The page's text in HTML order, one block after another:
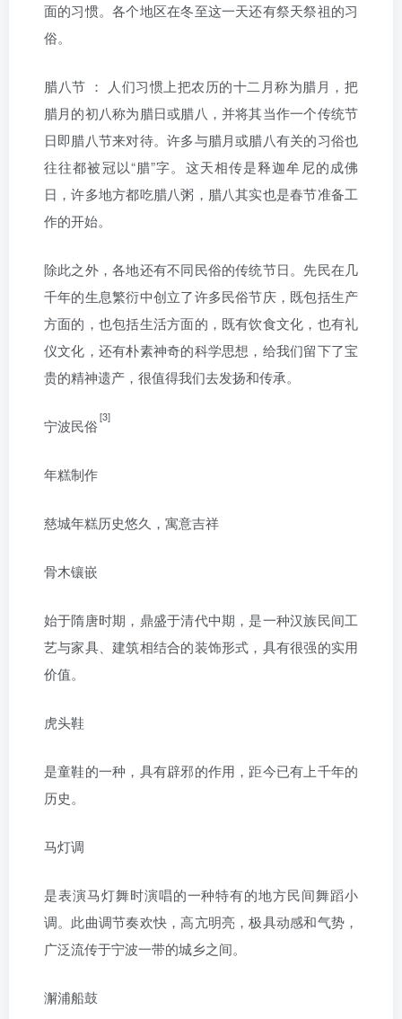
面的习惯。各个地区在冬至这一天还有祭天祭祖的习
俗。
腊八节 ： 人们习惯上把农历的十二月称为腊月，把
腊月的初八称为腊日或腊八，并将其当作一个传统节
日即腊八节来对待。许多与腊月或腊八有关的习俗也
往往都被冠以“腊”字。这天相传是释迦牟尼的成佛
日，许多地方都吃腊八粥，腊八其实也是春节准备工
作的开始。
除此之外，各地还有不同民俗的传统节日。先民在几
千年的生息繁衍中创立了许多民俗节庆，既包括生产
方面的，也包括生活方面的，既有饮食文化，也有礼
仪文化，还有朴素神奇的科学思想，给我们留下了宝
贵的精神遗产，很值得我们去发扬和传承。
宁波民俗
[3]
年糕制作
慈城年糕历史悠久，寓意吉祥
骨木镶嵌
始于隋唐时期，鼎盛于清代中期，是一种汉族民间工
艺与家具、建筑相结合的装饰形式，具有很强的实用
价值。
虎头鞋
是童鞋的一种，具有辟邪的作用，距今已有上千年的
历史。
马灯调
是表演马灯舞时演唱的一种特有的地方民间舞蹈小
调。此曲调节奏欢快，高亢明亮，极具动感和气势，
广泛流传于宁波一带的城乡之间。
澥浦船鼓